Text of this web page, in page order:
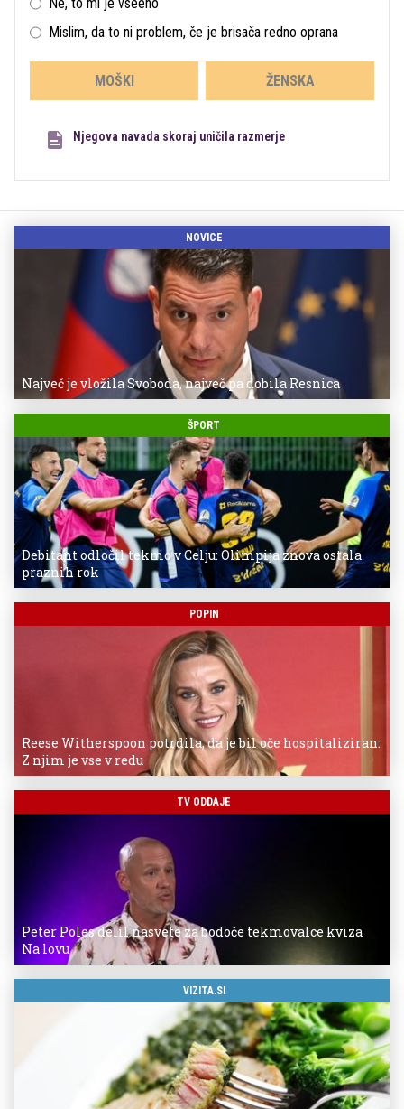
Mislim, da to ni problem, če je brisača redno oprana
MOŠKI ŽENSKA
Njegova navada skoraj uničila razmerje
NOVICE
Največ je vložila Svoboda, največ pa dobila Resnica
ŠPORT
Debitant odločil tekmo v Celju: Olimpija znova ostala
praznih rok
POPIN
Reese Witherspoon potrdila, da je bil oče hospitaliziran:
Z njim je vse v redu
TV ODDAJE
Peter Poles delil nasvete za bodoče tekmovalce kviza
Na lovu
VIZITA.SI